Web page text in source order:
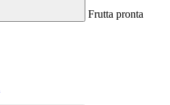
Frutta pronta